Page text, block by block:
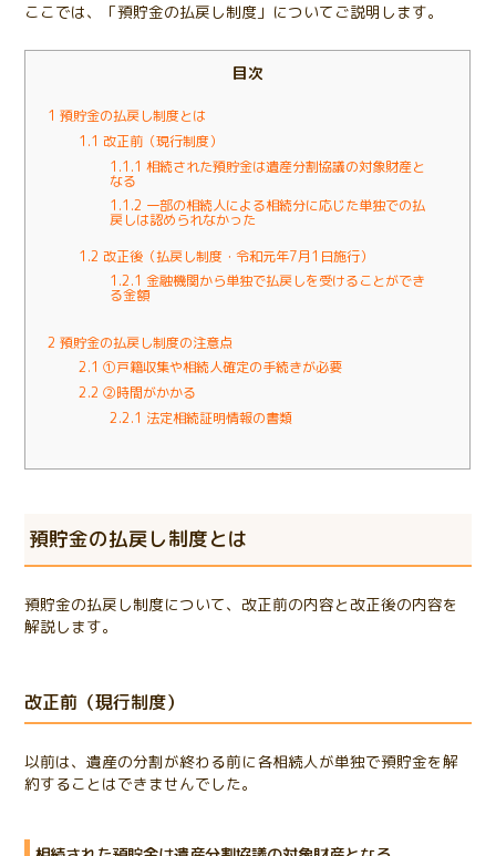
ここでは、「預貯金の払戻し制度」についてご説明します。
目次
1 預貯金の払戻し制度とは
1.1 改正前（現行制度）
1.1.1 相続された預貯金は遺産分割協議の対象財産と
なる
1.1.2 一部の相続人による相続分に応じた単独での払
戻しは認められなかった
1.2 改正後（払戻し制度・令和元年7月1日施行）
1.2.1 金融機関から単独で払戻しを受けることができ
る金額
2 預貯金の払戻し制度の注意点
2.1 ①戸籍収集や相続人確定の手続きが必要
2.2 ②時間がかかる
2.2.1 法定相続証明情報の書類
預貯金の払戻し制度とは
預貯金の払戻し制度について、改正前の内容と改正後の内容を
解説します。
改正前（現行制度）
以前は、遺産の分割が終わる前に各相続人が単独で預貯金を解
約することはできませんでした。